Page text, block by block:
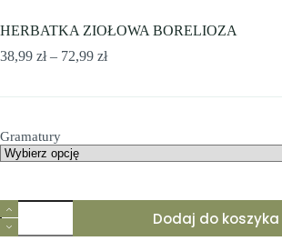
HERBATKA ZIOŁOWA BORELIOZA
38,99 zł – 72,99 złZakres
Gramatury
Dodaj do koszyka